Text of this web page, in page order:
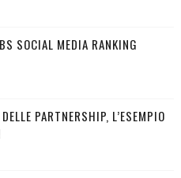
SOCIAL MEDIA RANKING
PARTNERSHIP, L’ESEMPIO